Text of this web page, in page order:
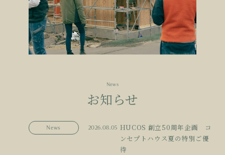
News
お知らせ
News 2026.08.05 HUCOS 創立50周年企画 コ
ンセプトハウス夏の特別ご優
待